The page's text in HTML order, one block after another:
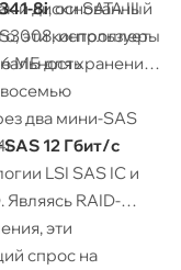
и диски SATA III
эти контроллеры
8i, основанный
использует
МБ для хранения
восемью
два мини-SAS
12 Гбит/с
LSI SAS IC и
RAID-
эти
спрос на